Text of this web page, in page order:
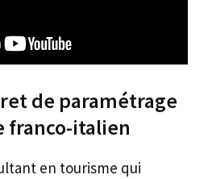
de paramétrage
franco-italien
en tourisme qui